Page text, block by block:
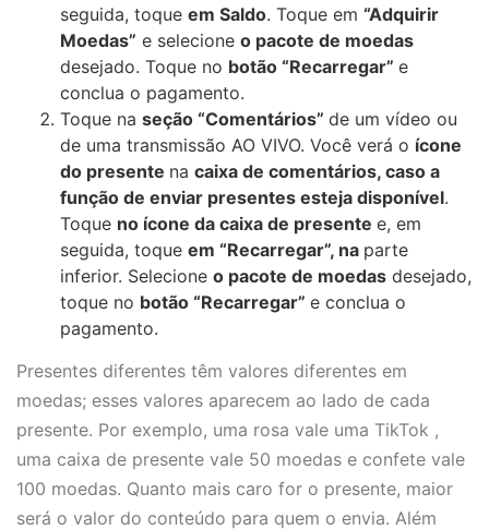
seguida, toque em Saldo. Toque em “Adquirir
Moedas” e selecione o pacote de moedas
desejado. Toque no botão “Recarregar” e
conclua o pagamento.
Toque na seção “Comentários” de um vídeo ou
de uma transmissão AO VIVO. Você verá o ícone
do presente na caixa de comentários, caso a
função de enviar presentes esteja disponível.
Toque no ícone da caixa de presente e, em
seguida, toque em “Recarregar”, na parte
inferior. Selecione o pacote de moedas desejado,
toque no botão “Recarregar” e conclua o
pagamento.
Presentes diferentes têm valores diferentes em
moedas; esses valores aparecem ao lado de cada
presente. Por exemplo, uma rosa vale uma TikTok ,
uma caixa de presente vale 50 moedas e confete vale
100 moedas. Quanto mais caro for o presente, maior
será o valor do conteúdo para quem o envia. Além